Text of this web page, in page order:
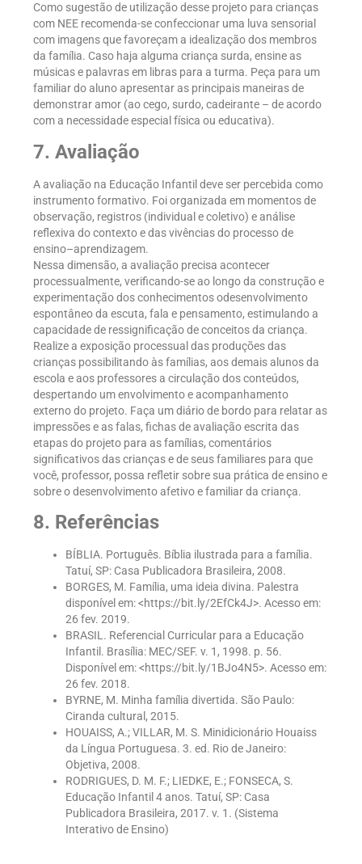
Como sugestão de utilização desse projeto para crianças
com NEE recomenda-se confeccionar uma luva sensorial
com imagens que favoreçam a idealização dos membros
da família. Caso haja alguma criança surda, ensine as
músicas e palavras em libras para a turma. Peça para um
familiar do aluno apresentar as principais maneiras de
demonstrar amor (ao cego, surdo, cadeirante – de acordo
com a necessidade especial física ou educativa).
7. Avaliação
A avaliação na Educação Infantil deve ser percebida como
instrumento formativo. Foi organizada em momentos de
observação, registros (individual e coletivo) e análise
reflexiva do contexto e das vivências do processo de
ensino–aprendizagem.
Nessa dimensão, a avaliação precisa acontecer
processualmente, verificando-se ao longo da construção e
experimentação dos conhecimentos odesenvolvimento
espontâneo da escuta, fala e pensamento, estimulando a
capacidade de ressignificação de conceitos da criança.
Realize a exposição processual das produções das
crianças possibilitando às famílias, aos demais alunos da
escola e aos professores a circulação dos conteúdos,
despertando um envolvimento e acompanhamento
externo do projeto. Faça um diário de bordo para relatar as
impressões e as falas, fichas de avaliação escrita das
etapas do projeto para as famílias, comentários
significativos das crianças e de seus familiares para que
você, professor, possa refletir sobre sua prática de ensino e
sobre o desenvolvimento afetivo e familiar da criança.
8. Referências
BÍBLIA. Português. Bíblia ilustrada para a família.
Tatuí, SP: Casa Publicadora Brasileira, 2008.
BORGES, M. Família, uma ideia divina. Palestra
disponível em: <https://bit.ly/2EfCk4J>. Acesso em:
26 fev. 2019.
BRASIL. Referencial Curricular para a Educação
Infantil. Brasília: MEC/SEF. v. 1, 1998. p. 56.
Disponível em: <https://bit.ly/1BJo4N5>. Acesso em:
26 fev. 2018.
BYRNE, M. Minha família divertida. São Paulo:
Ciranda cultural, 2015.
HOUAISS, A.; VILLAR, M. S. Minidicionário Houaiss
da Língua Portuguesa. 3. ed. Rio de Janeiro:
Objetiva, 2008.
RODRIGUES, D. M. F.; LIEDKE, E.; FONSECA, S.
Educação Infantil 4 anos. Tatuí, SP: Casa
Publicadora Brasileira, 2017. v. 1. (Sistema
Interativo de Ensino)